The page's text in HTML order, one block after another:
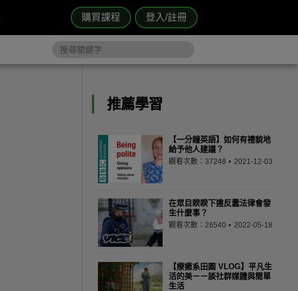
購買課程 登入/註冊
推薦學習
【一分鐘英語】如何有禮貌地
給予他人建議？
觀看次數：37248 2021-12-03
在眾目睽睽下違反蠢法律會發
生什麼事？
觀看次數：26540 2022-05-18
【療癒系田園 VLOG】平凡生
活的美－－談社群媒體與簡單
生活